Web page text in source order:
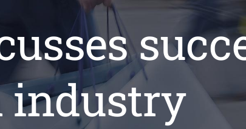
industry